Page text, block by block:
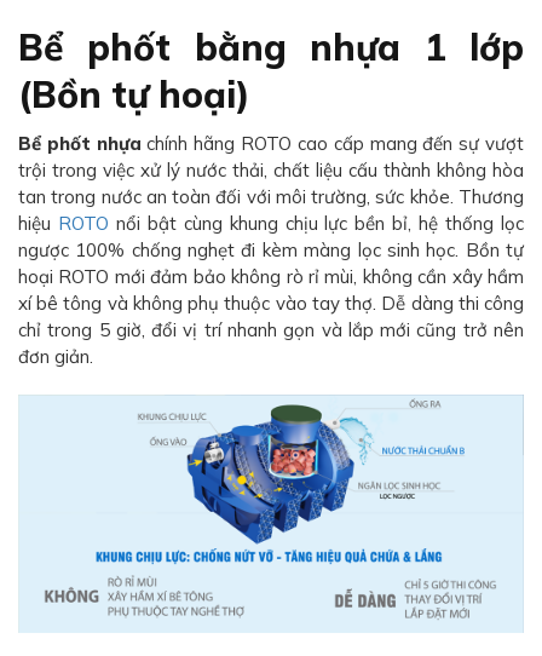
Bể phốt bằng nhựa 1 lớp
(Bồn tự hoại)
Bể phốt nhựa chính hãng ROTO cao cấp mang đến sự vượt
trội trong việc xử lý nước thải, chất liệu cấu thành không hòa
tan trong nước an toàn đối với môi trường, sức khỏe. Thương
hiệu ROTO nổi bật cùng khung chịu lực bền bỉ, hệ thống lọc
ngược 100% chống nghẹt đi kèm màng lọc sinh học. Bồn tự
hoại ROTO mới đảm bảo không rò rỉ mùi, không cần xây hầm
xí bê tông và không phụ thuộc vào tay thợ. Dễ dàng thi công
chỉ trong 5 giờ, đổi vị trí nhanh gọn và lắp mới cũng trở nên
đơn giản.